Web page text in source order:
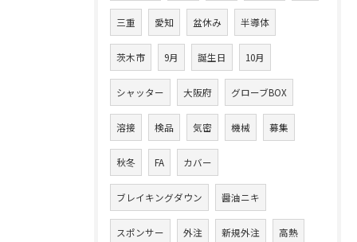
三重 愛知 盆休み 半導体
茨木市 9月 誕生日 10月
シャッター 大阪府 グローブBOX
溶接 検品 気密 機械 募集
秋冬 FA カバー
ブレイキングダウン 醤油ニキ
スポンサー 外注 新規外注 高熱